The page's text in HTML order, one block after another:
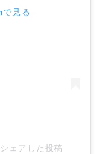
見る
ェアした投稿